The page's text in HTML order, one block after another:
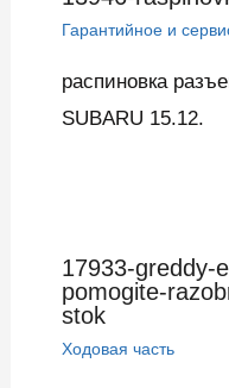
Гарантийное и
распиновка
SUBARU 15.12.
17933-greddy-
pomogite-
stok
Ходовая часть